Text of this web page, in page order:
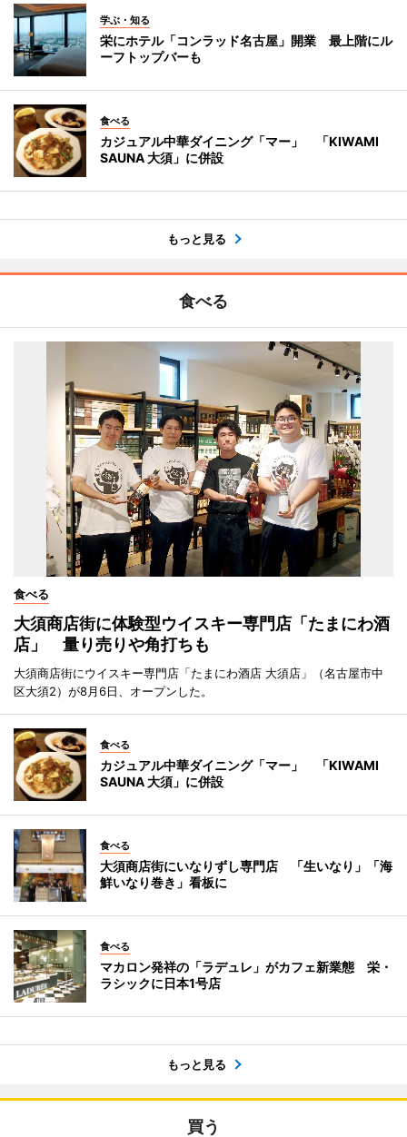
学ぶ・知る
栄にホテル「コンラッド名古屋」開業 最上階にル
ーフトップバーも
食べる
カジュアル中華ダイニング「マー」 「KIWAMI
SAUNA 大須」に併設
もっと見る
食べる
食べる
大須商店街に体験型ウイスキー専門店「たまにわ酒
店」 量り売りや角打ちも
大須商店街にウイスキー専門店「たまにわ酒店 大須店」（名古屋市中
区大須2）が8月6日、オープンした。
食べる
カジュアル中華ダイニング「マー」 「KIWAMI
SAUNA 大須」に併設
食べる
大須商店街にいなりずし専門店 「生いなり」「海
鮮いなり巻き」看板に
食べる
マカロン発祥の「ラデュレ」がカフェ新業態 栄・
ラシックに日本1号店
もっと見る
買う